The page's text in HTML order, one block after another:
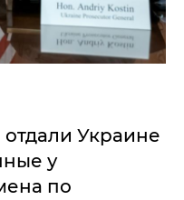
Украине
у
по